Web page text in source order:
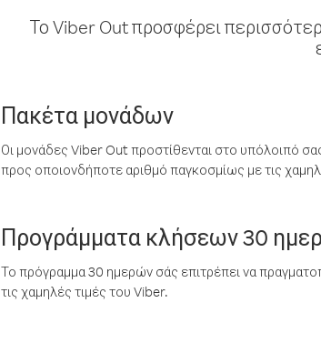
Το Viber Out προσφέρει
Πακέτα μονάδων
Οι μονάδες Viber Out προστίθενται στο υπόλοιπό
προς οποιονδήποτε αριθμό παγκοσμίως με τις
Προγράμματα κλήσεων 30
Το πρόγραμμα 30 ημερών σάς επιτρέπει να
τις χαμηλές τιμές του Viber.